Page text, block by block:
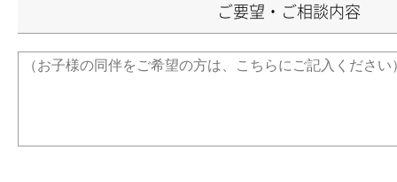
ご要望・ご相談内容